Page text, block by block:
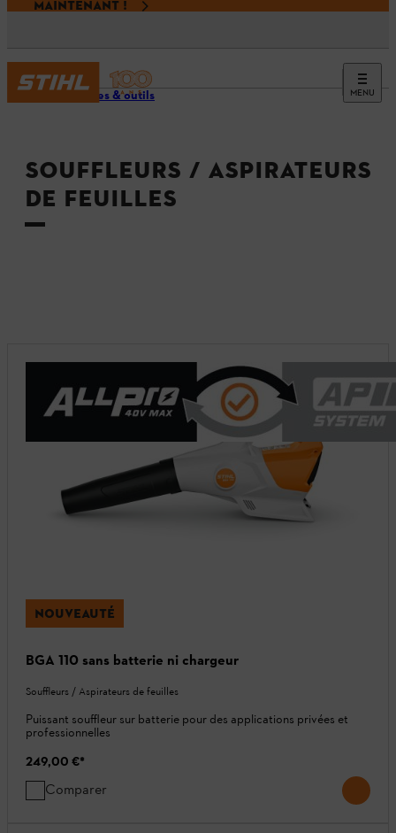
MAINTENANT !
MENU
Machines & outils
SOUFFLEURS / ASPIRATEURS
DE FEUILLES
NOUVEAUTÉ
BGA 110 sans batterie ni chargeur
Souffleurs / Aspirateurs de feuilles
Puissant souffleur sur batterie pour des applications privées et
professionnelles
249,00 €*
Comparer